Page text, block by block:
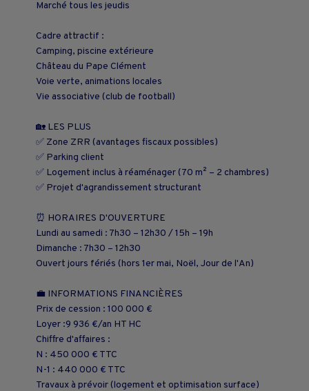
Marché tous les jeudis
Cadre attractif :
Camping, piscine extérieure
Château du Pape Clément
Voie verte, animations locales
Vie associative (club de football)
🏡 LES PLUS
✅ Zone ZRR (avantages fiscaux possibles)
✅ Parking client
✅ Logement inclus à réaménager (70 m² – 2 chambres)
✅ Projet d'agrandissement structurant
⏰ HORAIRES D'OUVERTURE
Lundi au samedi : 7h30 – 12h30 / 15h – 19h
Dimanche : 7h30 – 12h30
Ouvert jours fériés (hors 1er mai, Noël, Jour de l'An)
💼 INFORMATIONS FINANCIÈRES
Prix de cession : 100 000 €
Loyer :9 936 €/an HT HC
Chiffre d'affaires :
N : 450 000 € TTC
N-1 : 440 000 € TTC
Travaux à prévoir (logement et optimisation surface)